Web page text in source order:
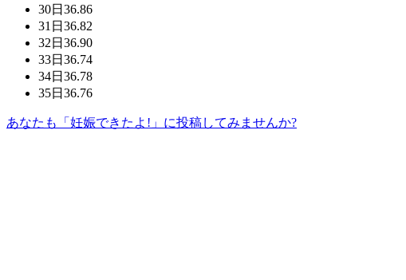
30日 36.86
31日 36.82
32日 36.90
33日 36.74
34日 36.78
35日 36.76
あなたも「妊娠できたよ!」に投稿してみませんか?